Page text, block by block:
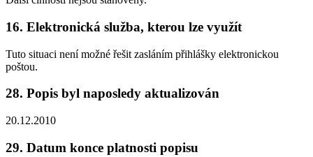
16. Elektronická služba, kterou lze využít
Tuto situaci není možné řešit zasláním přihlášky elektronickou
poštou.
28. Popis byl naposledy aktualizován
20.12.2010
29. Datum konce platnosti popisu